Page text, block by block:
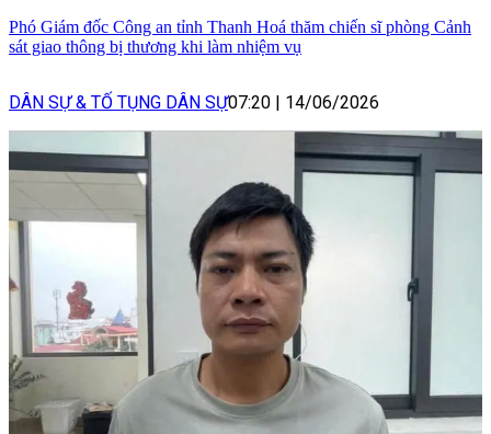
Phó Giám đốc Công an tỉnh Thanh Hoá thăm chiến sĩ phòng Cảnh
sát giao thông bị thương khi làm nhiệm vụ
DÂN SỰ & TỐ TỤNG DÂN SỰ07:20 | 14/06/2026